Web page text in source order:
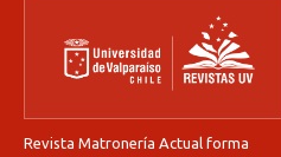
Revista Matronería Actual forma